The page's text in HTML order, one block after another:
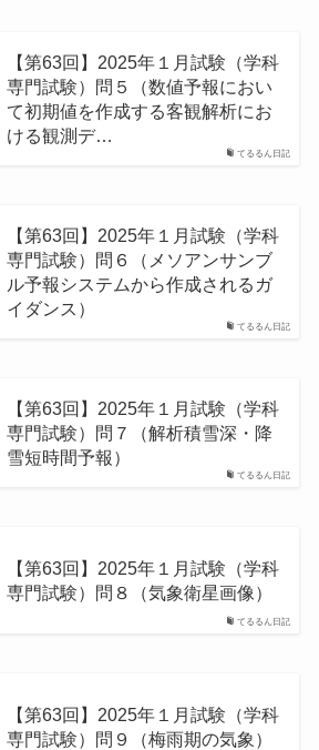
てるるん日記
【第63回】2025年１月試験（学科
専門試験）問５（数値予報におい
て初期値を作成する客観解析にお
ける観測デ…
てるるん日記
【第63回】2025年１月試験（学科
専門試験）問６（メソアンサンブ
ル予報システムから作成されるガ
イダンス）
てるるん日記
【第63回】2025年１月試験（学科
専門試験）問７（解析積雪深・降
雪短時間予報）
てるるん日記
【第63回】2025年１月試験（学科
専門試験）問８（気象衛星画像）
【第63回】2025年１月試験（学科
専門試験）問９（梅⾬期の気象）